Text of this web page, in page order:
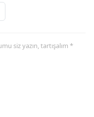
siz yazın, tartışalım *